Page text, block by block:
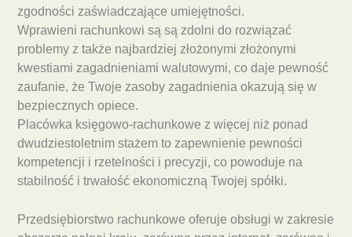
zgodności zaświadczające umiejętności.
Wprawieni rachunkowi są są zdolni do rozwiązać
problemy z także najbardziej złożonymi złożonymi
kwestiami zagadnieniami walutowymi, co daje pewność
zaufanie, że Twoje zasoby zagadnienia okazują się w
bezpiecznych opiece.
Placówka księgowo-rachunkowe z więcej niż ponad
dwudziestoletnim stażem to zapewnienie pewności
kompetencji i rzetelności i precyzji, co powoduje na
stabilność i trwałość ekonomiczną Twojej spółki.
Przedsiębiorstwo rachunkowe oferuje obsługi w zakresie